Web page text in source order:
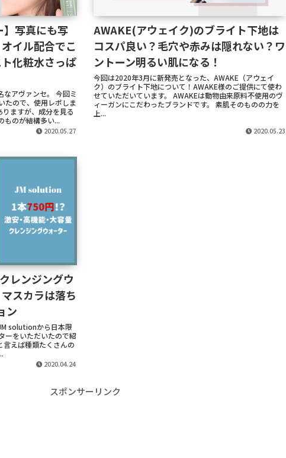
】写真にも写
イル配合でこ
化粧水さっぱ
なアヴァンセ。 今回ミ
たので、使用レポしま
ますが、成分を見る
ものが結構多い...
2020.05.27
AWAKE(アウェイク)のブライト下地は
コスパ良い？毛穴や赤みは隠れない？ワ
ントーン明るい肌になる！
今回は2020年3月に新発売となった、AWAKE（アウェイ
ク）のブライト下地について！AWAKE様のご提供にて使わ
せていただいています。 AWAKEは動物由来原料不使用のヴ
ィーガンにこだわったブランドです。 素肌そのものの力を
上...
2020.05.23
レンジングウ
スカラは落ち
ン
solutionから日本限
ーをいただいたので紹
えば種類たくさんの
2020.04.24
スポンサーリンク